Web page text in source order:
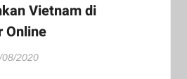
Vietnam di
Online
08/2020